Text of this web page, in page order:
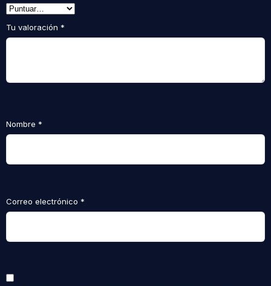
Tu valoración *
Nombre *
Correo electrónico *